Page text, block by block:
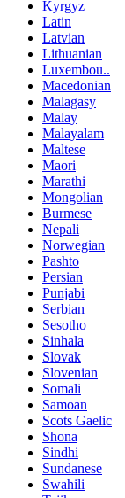
Kyrgyz
Latin
Latvian
Lithuanian
Luxembou..
Macedonian
Malagasy
Malay
Malayalam
Maltese
Maori
Marathi
Mongolian
Burmese
Nepali
Norwegian
Pashto
Persian
Punjabi
Serbian
Sesotho
Sinhala
Slovak
Slovenian
Somali
Samoan
Scots Gaelic
Shona
Sindhi
Sundanese
Swahili